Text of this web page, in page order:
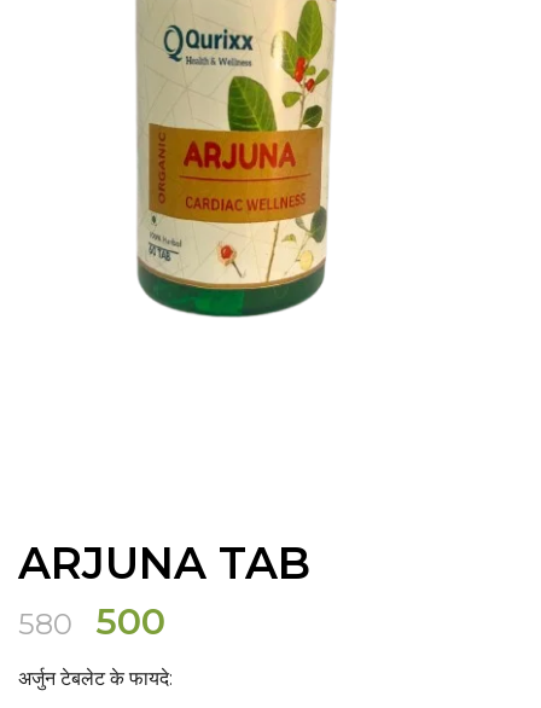
ARJUNA TAB
580
Original
was:
500
अर्जुन टेबलेट के फायदे: